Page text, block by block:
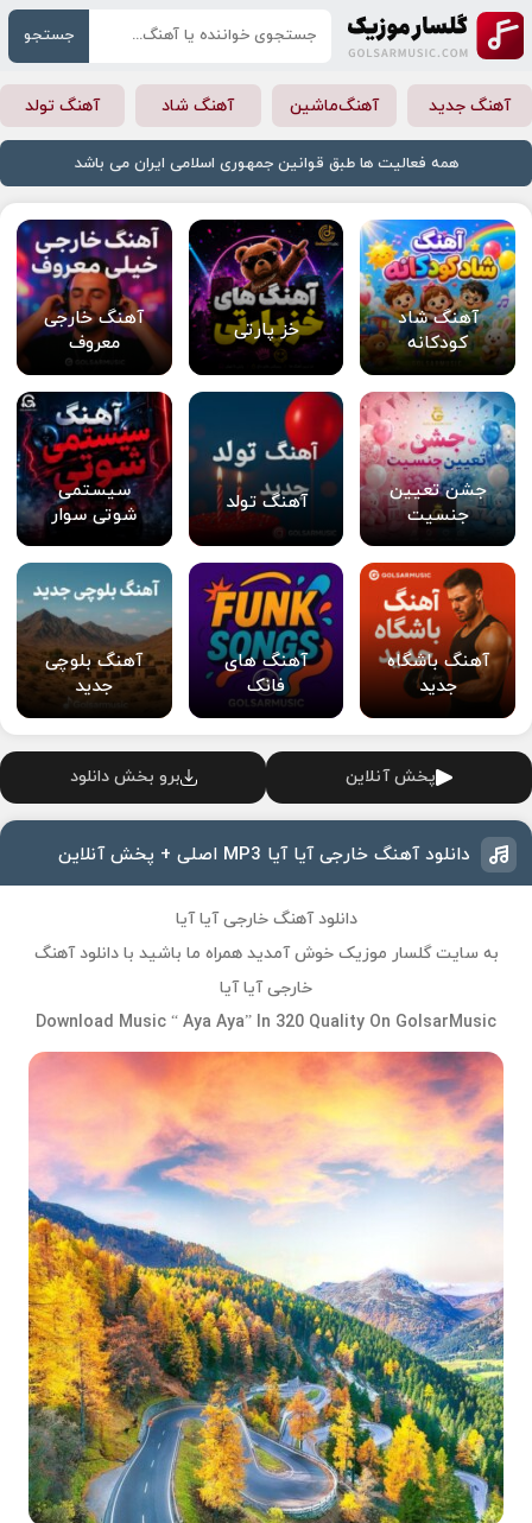
جستجو
آهنگ جدید آهنگ‌ماشین آهنگ شاد آهنگ تولد
همه فعالیت ها طبق قوانین جمهوری اسلامی ایران می باشد
آهنگ شاد
کودکانه
خز پارتی
آهنگ خارجی
معروف
جشن تعیین
جنسیت
آهنگ تولد
سیستمی
شوتی سوار
آهنگ باشگاه
جدید
آهنگ های
فانک
آهنگ بلوچی
جدید
پخش آنلاین برو بخش دانلود
دانلود آهنگ خارجی آیا آیا MP3 اصلی + پخش آنلاین
دانلود آهنگ خارجی آیا آیا
به سایت گلسار موزیک خوش آمدید همراه ما باشید با دانلود آهنگ
خارجی آیا آیا
Download Music “ Aya Aya” In 320 Quality On GolsarMusic